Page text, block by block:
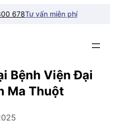
678Tư vấn miễn phí
Bệnh Viện Đại
Ma Thuột